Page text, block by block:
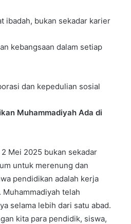
ibadah, bukan sekadar karier
kebangsaan dalam setiap
dan kepedulian sosial
Muhammadiyah Ada di
Mei 2025 bukan sekadar
untuk merenung dan
pendidikan adalah kerja
telah
selama lebih dari satu abad.
kita para pendidik, siswa,